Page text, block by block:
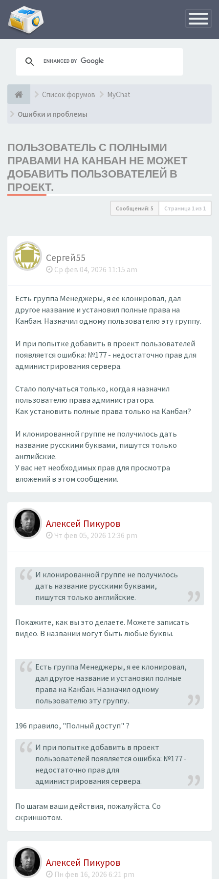
Список форумов MyChat
Ошибки и проблемы
ПОЛЬЗОВАТЕЛЬ С ПОЛНЫМИ
ПРАВАМИ НА КАНБАН НЕ МОЖЕТ
ДОБАВИТЬ ПОЛЬЗОВАТЕЛЕЙ В
ПРОЕКТ.
Сообщений: 5 Страница 1 из 1
Сергей55
Ср фев 04, 2026 11:15 am
Есть группа Менеджеры, я ее клонировал, дал
другое название и установил полные права на
Канбан. Назначил одному пользователю эту группу.
И при попытке добавить в проект пользователей
появляется ошибка: №177 - недостаточно прав для
администрирования сервера.
Стало получаться только, когда я назначил
пользователю права администратора.
Как установить полные права только на Канбан?
И клонированной группе не получилось дать
название русскими буквами, пишутся только
английские.
У вас нет необходимых прав для просмотра
вложений в этом сообщении.
Алексей Пикуров
Чт фев 05, 2026 12:36 pm
И клонированной группе не получилось
дать название русскими буквами,
пишутся только английские.
Покажите, как вы это делаете. Можете записать
видео. В названии могут быть любые буквы.
Есть группа Менеджеры, я ее клонировал,
дал другое название и установил полные
права на Канбан. Назначил одному
пользователю эту группу.
196 правило, "Полный доступ" ?
И при попытке добавить в проект
пользователей появляется ошибка: №177 -
недостаточно прав для
администрирования сервера.
По шагам ваши действия, пожалуйста. Со
скриншотом.
Алексей Пикуров
Пн фев 16, 2026 6:21 pm